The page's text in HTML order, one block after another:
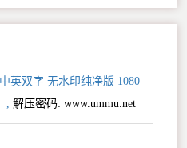
英双字 无水印纯净版 1080
, 解压密码: www.ummu.net